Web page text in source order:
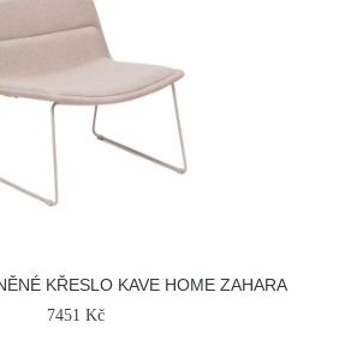
KŘESLO KAVE HOME ZAHARA
7451 Kč